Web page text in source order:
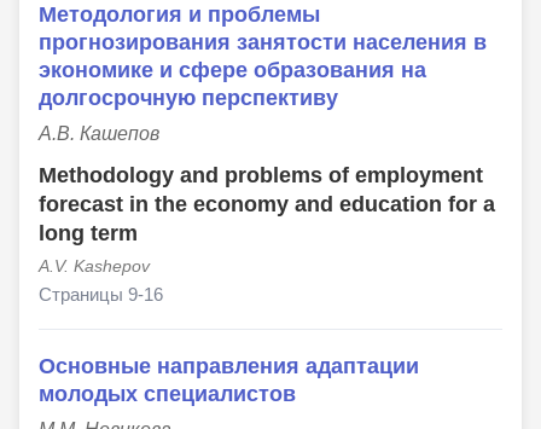
Методология и проблемы
прогнозирования занятости населения в
экономике и сфере образования на
долгосрочную перспективу
А.В. Кашепов
Methodology and problems of employment
forecast in the economy and education for a
long term
A.V. Kashepov
Страницы 9-16
Основные направления адаптации
молодых специалистов